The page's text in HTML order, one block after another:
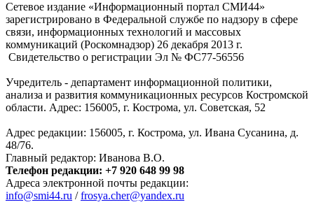
Сетевое издание «Информационный портал СМИ44»
зарегистрировано в Федеральной службе по надзору в сфере
связи, информационных технологий и массовых
коммуникаций (Роскомнадзор) 26 декабря 2013 г.
Свидетельство о регистрации Эл № ФC77-56556
Учредитель - департамент информационной политики,
анализа и развития коммуникационных ресурсов Костромской
области. Адрес: 156005, г. Кострома, ул. Советская, 52
Адрес редакции: 156005, г. Кострома, ул. Ивана Сусанина, д.
48/76.
Главный редактор: Иванова В.О.
Телефон редакции: +7 920 648 99 98
Адреса электронной почты редакции:
info@smi44.ru /frosya.cher@yandex.ru